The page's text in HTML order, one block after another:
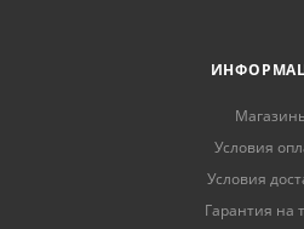
Условия
Условия
Гарантия на